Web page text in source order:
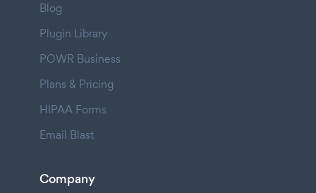
Blog
Plugin Library
POWR Business
Plans & Pricing
HIPAA Forms
Email Blast
Company